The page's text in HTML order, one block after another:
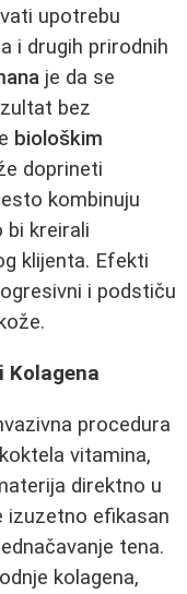
upotrebu
i drugih prirodnih
je da se
bez
biološkim
doprineti
kombinuju
bi kreirali
klijenta. Efekti
i podstiču
Kolagena
procedura
vitamina,
direktno u
izuzetno efikasan
tena.
kolagena,